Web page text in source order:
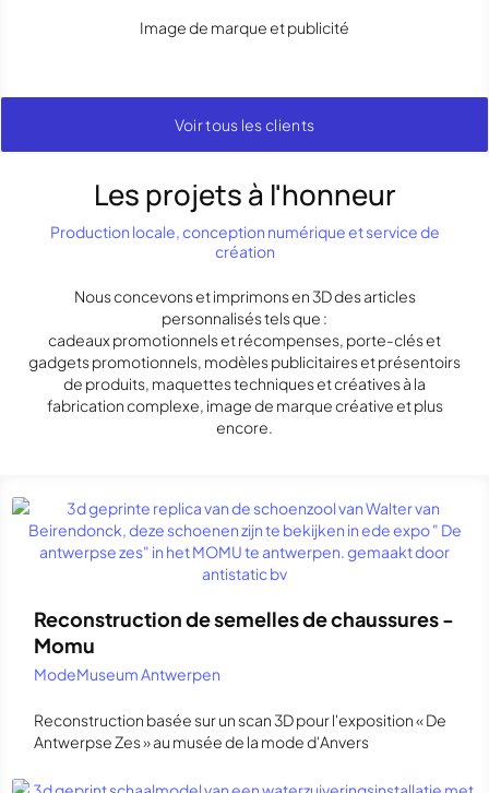
Image de marque et publicité
Voir tous les clients
Les projets à l'honneur
Production locale, conception numérique et service de
création
Nous concevons et imprimons en 3D des articles
personnalisés tels que :
cadeaux promotionnels et récompenses, porte-clés et
gadgets promotionnels, modèles publicitaires et présentoirs
de produits, maquettes techniques et créatives à la
fabrication complexe, image de marque créative et plus
encore.
Reconstruction de semelles de chaussures -
Momu
ModeMuseum Antwerpen
Reconstruction basée sur un scan 3D pour l'exposition « De
Antwerpse Zes » au musée de la mode d'Anvers